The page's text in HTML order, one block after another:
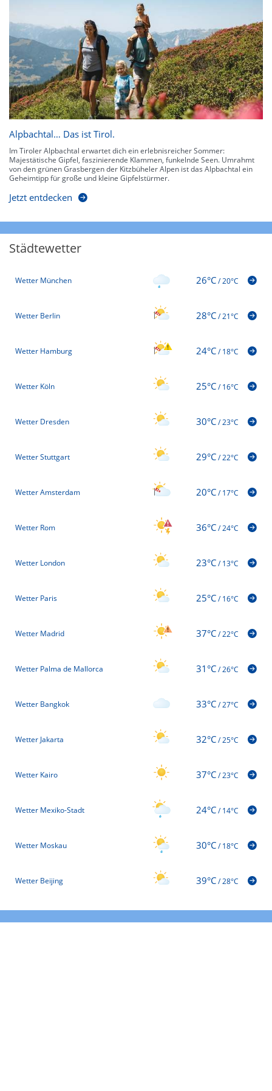
Alpbachtal… Das ist Tirol.
Im Tiroler Alpbachtal erwartet dich ein erlebnisreicher Sommer:
Majestätische Gipfel, faszinierende Klammen, funkelnde Seen. Umrahmt
von den grünen Grasbergen der Kitzbüheler Alpen ist das Alpbachtal ein
Geheimtipp für große und kleine Gipfelstürmer.
Jetzt entdecken
Städtewetter
Wetter München 26°C/20°C
Wetter Berlin 28°C/21°C
Wetter Hamburg 24°C/18°C
Wetter Köln 25°C/16°C
Wetter Dresden 30°C/23°C
Wetter Stuttgart 29°C/22°C
Wetter Amsterdam 20°C/17°C
Wetter Rom 36°C/24°C
Wetter London 23°C/13°C
Wetter Paris 25°C/16°C
Wetter Madrid 37°C/22°C
Wetter Palma de Mallorca 31°C/26°C
Wetter Bangkok 33°C/27°C
Wetter Jakarta 32°C/25°C
Wetter Kairo 37°C/23°C
Wetter Mexiko-Stadt 24°C/14°C
Wetter Moskau 30°C/18°C
Wetter Beijing 39°C/28°C